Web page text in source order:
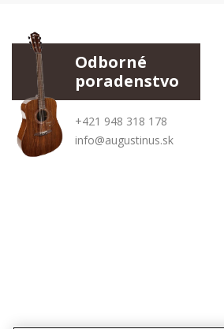
Odborné
poradenstvo
+421 948 318 178
info@augustinus.sk